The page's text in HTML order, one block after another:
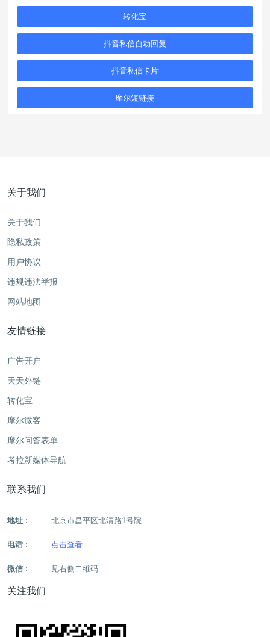
转化宝
抖音私信自动回复
抖音私信卡片
摩尔短链接
关于我们
关于我们
隐私政策
用户协议
违规违法举报
网站地图
友情链接
广告开户
天天外链
转化宝
摩尔微客
摩尔问答表单
考拉新媒体导航
联系我们
地址 : 北京市昌平区北清路1号院
电话 : 点击查看
微信 : 见右侧二维码
关注我们